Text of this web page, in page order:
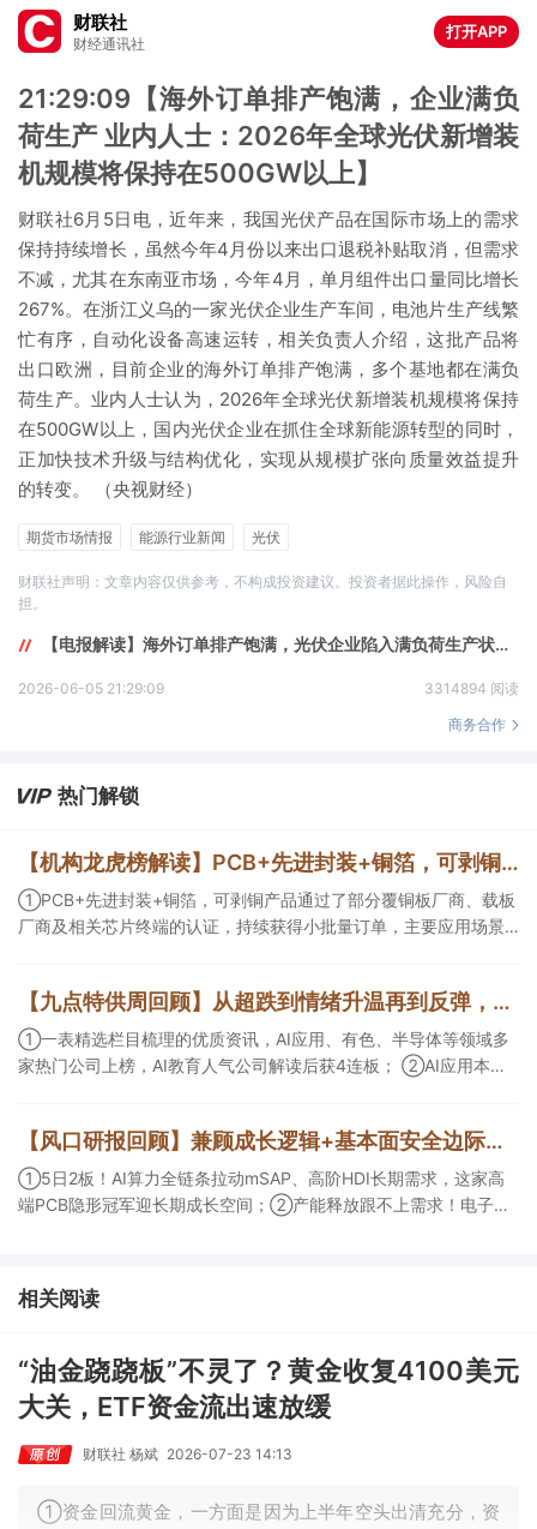
财联社
财经通讯社
打开APP
21:29:09【海外订单排产饱满，企业满负
荷生产 业内人士：2026年全球光伏新增装
机规模将保持在500GW以上】
财联社6月5日电，近年来，我国光伏产品在国际市场上的需求
保持持续增长，虽然今年4月份以来出口退税补贴取消，但需求
不减，尤其在东南亚市场，今年4月，单月组件出口量同比增长
267%‌。在浙江义乌的一家光伏企业生产车间，电池片生产线繁
忙有序，自动化设备高速运转，相关负责人介绍，这批产品将
出口欧洲，目前企业的海外订单排产饱满，多个基地都在满负
荷生产。业内人士认为，2026年全球光伏新增装机规模将保持
在500GW以上，国内光伏企业在抓住全球新能源转型的同时，
正加快技术升级与结构优化，实现从规模扩张向质量效益提升
的转变。 （央视财经）
期货市场情报 能源行业新闻 光伏
财联社声明：文章内容仅供参考，不构成投资建议。投资者据此操作，风险自
担。
【电报解读】海外订单排产饱满，光伏企业陷入满负荷生产状态，机构称在反内卷的大背景下，产业链价格已开始企稳回升，行业正从价格战转向高质量发展，这家公司的产品可应用于光伏发电领域
2026-06-05 21:29:09
3314894 阅读
商务合作
热门解锁
【机构龙虎榜解读】PCB+先进封装+铜箔，可剥铜产品通过了部分覆铜板厂商、载板厂商及相关芯片终端的认证，持续获得小批量订单，主要应用场景包括芯片封装光模块用PCB，机构大额净买入这家公司
①PCB+先进封装+铜箔，可剥铜产品通过了部分覆铜板厂商、载板
厂商及相关芯片终端的认证，持续获得小批量订单，主要应用场景
等方面具有丰富经验，具备承接细胞与基因治疗产品商业化受托生
产的合规资质，这家公司获净买入。
【九点特供周回顾】从超跌到情绪升温再到反弹，栏目梳理AI应用题材逻辑，AI教育人气公司解读后获4连板
①一表精选栏目梳理的优质资讯，AI应用、有色、半导体等领域多
家热门公司上榜，AI教育人气公司解读后获4连板； ②AI应用本周
角前瞻产业供需情况，提及2家核心公司双双涨停。
【风口研报回顾】兼顾成长逻辑+基本面安全边际！王牌自营前瞻覆盖“pcb+MLCC+电子布”，梳理AI产业链优质标的“深坑起跳”
①5日2板！AI算力全链条拉动mSAP、高阶HDI长期需求，这家高
端PCB隐形冠军迎长期成长空间；②产能释放跟不上需求！电子布
价预期暂未被市场定价，王牌自营前瞻捕捉“预期差”，3日大涨
26%。
相关阅读
“油金跷跷板”不灵了？黄金收复4100美元
大关，ETF资金流出速放缓
财联社 杨斌 2026-07-23 14:13
①资金回流黄金，一方面是因为上半年空头出清充分，资